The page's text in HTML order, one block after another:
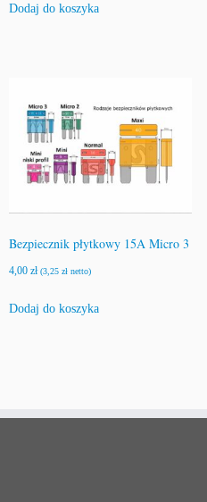
m
Dodaj do koszyka
Bezpiecznik płytkowy 15A Micro 3
4,00 zł (3,25 zł netto)
Dodaj do koszyka